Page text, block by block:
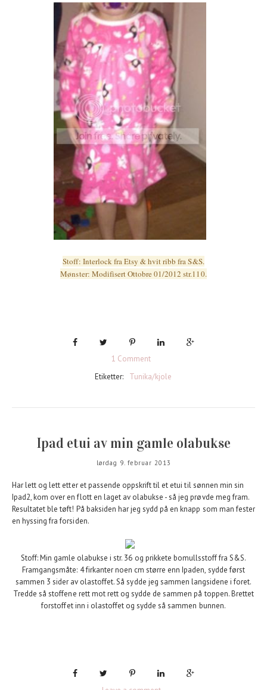
Stoff: Interlock fra Etsy & hvit ribb fra S&S.
Mønster: Modifisert Ottobre 01/2012 str.110.
1 Comment
Etiketter:
Tunika/kjole
Ipad etui av min gamle olabukse
lørdag 9. februar 2013
Har lett og lett etter et passende oppskrift til et etui til sønnen min sin
Ipad2, kom over en flott en laget av olabukse - så jeg prøvde meg fram.
Resultatet ble tøft! På baksiden har jeg sydd på en knapp som man fester
en hyssing fra forsiden.
Stoff: Min gamle olabukse i str. 36 og prikkete bomullsstoff fra S&S.
Framgangsmåte: 4 firkanter noen cm større enn Ipaden, sydde først
sammen 3 sider av olastoffet. Så sydde jeg sammen langsidene i foret.
Tredde så stoffene rett mot rett og sydde de sammen på toppen. Brettet
forstoffet inn i olastoffet og sydde så sammen bunnen.